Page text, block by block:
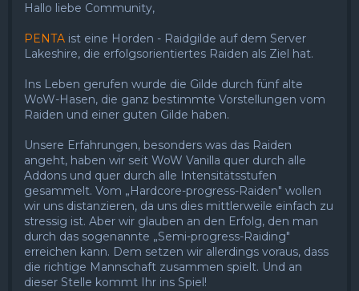
Hallo liebe Community,
PENTA ist eine Horden - Raidgilde auf dem Server
Lakeshire, die erfolgsorientiertes Raiden als Ziel hat.
Ins Leben gerufen wurde die Gilde durch fünf alte
WoW-Hasen, die ganz bestimmte Vorstellungen vom
Raiden und einer guten Gilde haben.
Unsere Erfahrungen, besonders was das Raiden
angeht, haben wir seit WoW Vanilla quer durch alle
Addons und quer durch alle Intensitätsstufen
gesammelt. Vom „Hardcore-progress-Raiden" wollen
wir uns distanzieren, da uns dies mittlerweile einfach zu
stressig ist. Aber wir glauben an den Erfolg, den man
durch das sogenannte „Semi-progress-Raiding"
erreichen kann. Dem setzen wir allerdings voraus, dass
die richtige Mannschaft zusammen spielt. Und an
dieser Stelle kommt Ihr ins Spiel!